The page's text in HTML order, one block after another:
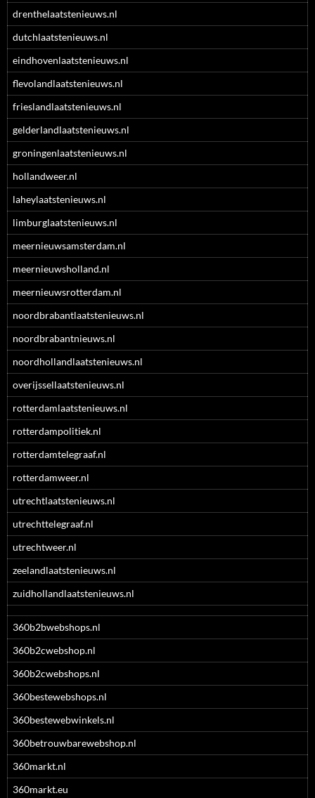
drenthelaatstenieuws.nl
dutchlaatstenieuws.nl
eindhovenlaatstenieuws.nl
flevolandlaatstenieuws.nl
frieslandlaatstenieuws.nl
gelderlandlaatstenieuws.nl
groningenlaatstenieuws.nl
hollandweer.nl
laheylaatstenieuws.nl
limburglaatstenieuws.nl
meernieuwsamsterdam.nl
meernieuwsholland.nl
meernieuwsrotterdam.nl
noordbrabantlaatstenieuws.nl
noordbrabantnieuws.nl
noordhollandlaatstenieuws.nl
overijssellaatstenieuws.nl
rotterdamlaatstenieuws.nl
rotterdampolitiek.nl
rotterdamtelegraaf.nl
rotterdamweer.nl
utrechtlaatstenieuws.nl
utrechttelegraaf.nl
utrechtweer.nl
zeelandlaatstenieuws.nl
zuidhollandlaatstenieuws.nl
360b2bwebshops.nl
360b2cwebshop.nl
360b2cwebshops.nl
360bestewebshops.nl
360bestewebwinkels.nl
360betrouwbarewebshop.nl
360markt.nl
360markt.eu